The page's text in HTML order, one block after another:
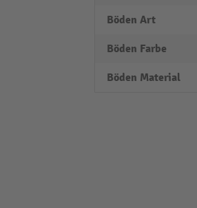
Böden Art
Böden Farbe
Böden Material